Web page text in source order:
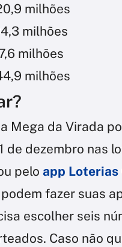
milhões
milhões
milhões
milhões
Mega da Virada
de dezembro nas
pelo app Loterias
fazer suas
escolher seis
Caso não